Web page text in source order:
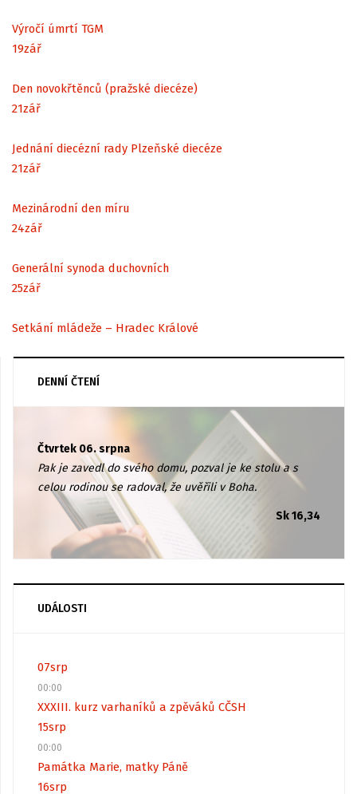
Výročí úmrtí TGM
19zář
Den novokřtěnců (pražské diecéze)
21zář
Jednání diecézní rady Plzeňské diecéze
21zář
Mezinárodní den míru
24zář
Generální synoda duchovních
25zář
Setkání mládeže – Hradec Králové
DENNÍ ČTENÍ
Čtvrtek 06. srpna
Pak je zavedl do svého domu, pozval je ke stolu a s
celou rodinou se radoval, že uvěřili v Boha.
Sk 16,34
UDÁLOSTI
07srp
00:00
XXXIII. kurz varhaníků a zpěváků CČSH
15srp
00:00
Památka Marie, matky Páně
16srp